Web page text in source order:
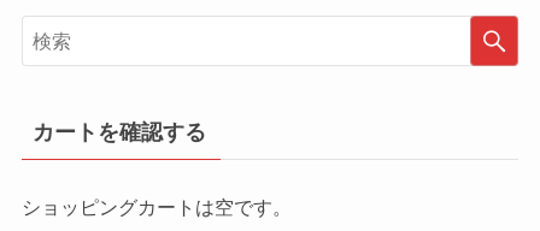
カートを確認する
ショッピングカートは空です。